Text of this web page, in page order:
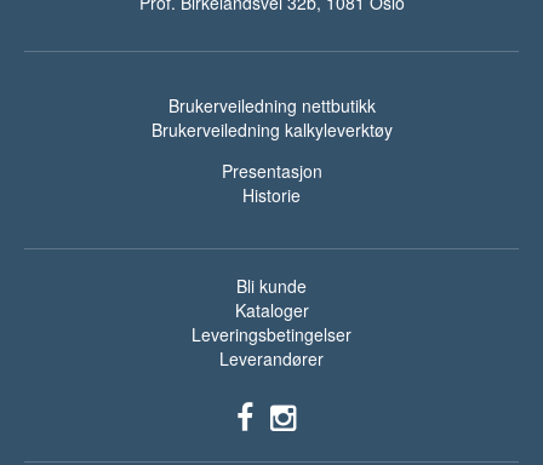
Brukerveiledning nettbutikk
Brukerveiledning kalkyleverktøy
Presentasjon
Historie
Bli kunde
Kataloger
Leveringsbetingelser
Leverandører